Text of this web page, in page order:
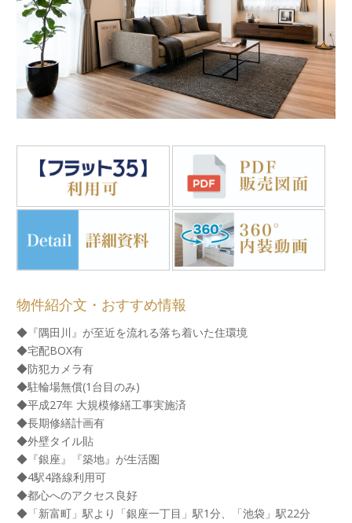
物件紹介文・おすすめ情報
◆『隅田川』が至近を流れる落ち着いた住環境
◆宅配BOX有
◆防犯カメラ有
◆駐輪場無償(1台目のみ)
◆平成27年 大規模修繕工事実施済
◆長期修繕計画有
◆外壁タイル貼
◆『銀座』『築地』が生活圏
◆4駅4路線利用可
◆都心へのアクセス良好
◆「新富町」駅より「銀座一丁目」駅1分、「池袋」駅22分